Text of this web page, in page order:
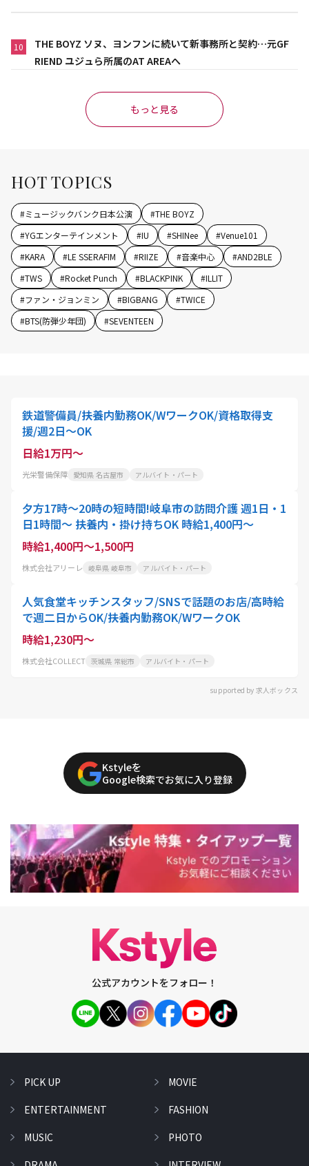
10
THE BOYZ ソヌ、ヨンフンに続いて新事務所と契約…元GF
RIEND ユジュら所属のAT AREAへ
もっと見る
HOT TOPICS
#ミュージックバンク日本公演 #THE BOYZ
#YGエンターテインメント #IU #SHINee #Venue101
#KARA #LE SSERAFIM #RIIZE #音楽中心 #AND2BLE
#TWS #Rocket Punch #BLACKPINK #ILLIT
#ファン・ジョンミン #BIGBANG #TWICE
#BTS(防弾少年団) #SEVENTEEN
鉄道警備員/扶養内勤務OK/WワークOK/資格取得支
援/週2日～OK
日給1万円～
光栄警備保障 愛知県 名古屋市 アルバイト・パート
夕方17時～20時の短時間!岐阜市の訪問介護 週1日・1
日1時間～ 扶養内・掛け持ちOK 時給1,400円～
時給1,400円～1,500円
株式会社アリーレ 岐阜県 岐阜市 アルバイト・パート
人気食堂キッチンスタッフ/SNSで話題のお店/高時給
で週二日からOK/扶養内勤務OK/WワークOK
時給1,230円～
株式会社COLLECT 茨城県 常総市 アルバイト・パート
supported by 求人ボックス
Kstyleを
Google検索でお気に入り登録
公式アカウントをフォロー！
PICK UP
ENTERTAINMENT
MUSIC
MOVIE
FASHION
PHOTO